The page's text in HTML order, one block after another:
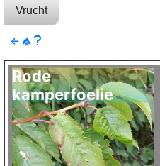
Vrucht
Rode
kamperfoelie